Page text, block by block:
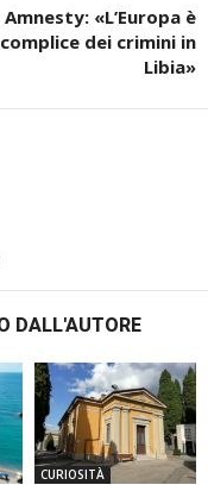
Amnesty: «L’Europa è
complice dei crimini in
Libia»
DALL'AUTORE
CURIOSITÀ